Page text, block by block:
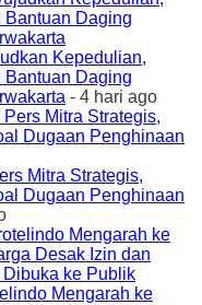
Kepedulian,
Bantuan Daging
- 4 hari ago
Mitra Strategis,
Dugaan Penghinaan
Mengarah ke